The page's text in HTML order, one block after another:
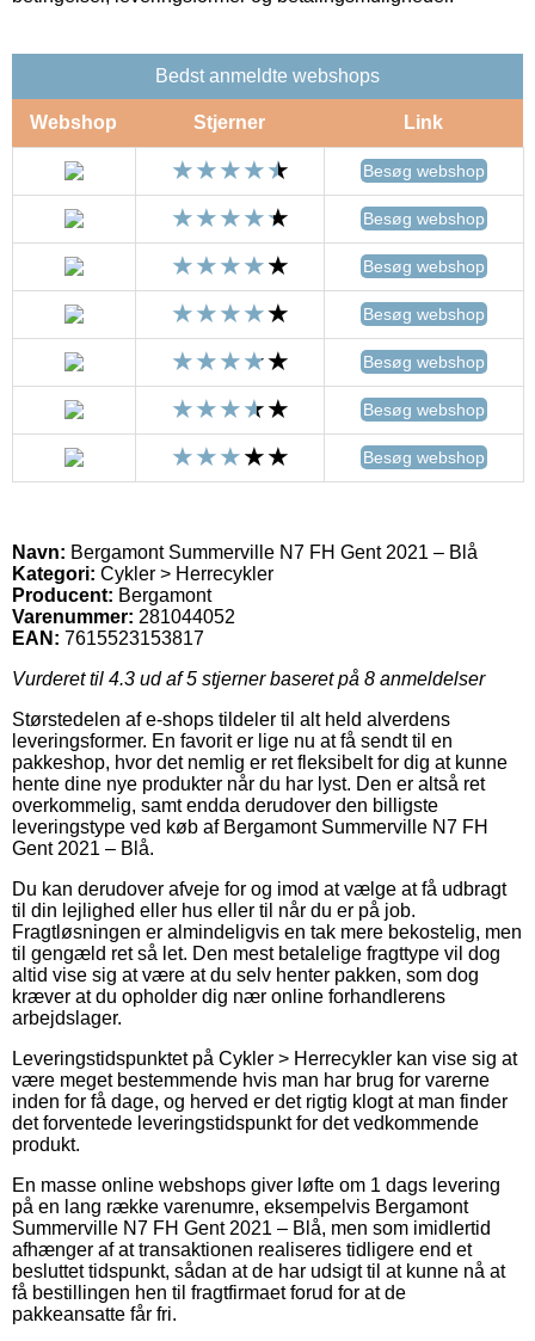
Bedst anmeldte webshops
Webshop Stjerner Link
Besøg webshop
Besøg webshop
Besøg webshop
Besøg webshop
Besøg webshop
Besøg webshop
Besøg webshop
Navn: Bergamont Summerville N7 FH Gent 2021 – Blå
Kategori: Cykler > Herrecykler
Producent: Bergamont
Varenummer: 281044052
EAN: 7615523153817
Vurderet til 4.3 ud af 5 stjerner baseret på 8 anmeldelser
Størstedelen af e-shops tildeler til alt held alverdens
leveringsformer. En favorit er lige nu at få sendt til en
pakkeshop, hvor det nemlig er ret fleksibelt for dig at kunne
hente dine nye produkter når du har lyst. Den er altså ret
overkommelig, samt endda derudover den billigste
leveringstype ved køb af Bergamont Summerville N7 FH
Gent 2021 – Blå.
Du kan derudover afveje for og imod at vælge at få udbragt
til din lejlighed eller hus eller til når du er på job.
Fragtløsningen er almindeligvis en tak mere bekostelig, men
til gengæld ret så let. Den mest betalelige fragttype vil dog
altid vise sig at være at du selv henter pakken, som dog
kræver at du opholder dig nær online forhandlerens
arbejdslager.
Leveringstidspunktet på Cykler > Herrecykler kan vise sig at
være meget bestemmende hvis man har brug for varerne
inden for få dage, og herved er det rigtig klogt at man finder
det forventede leveringstidspunkt for det vedkommende
produkt.
En masse online webshops giver løfte om 1 dags levering
på en lang række varenumre, eksempelvis Bergamont
Summerville N7 FH Gent 2021 – Blå, men som imidlertid
afhænger af at transaktionen realiseres tidligere end et
besluttet tidspunkt, sådan at de har udsigt til at kunne nå at
få bestillingen hen til fragtfirmaet forud for at de
pakkeansatte får fri.